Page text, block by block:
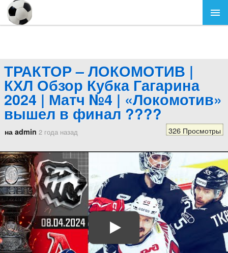
ТРАКТОР – ЛОКОМОТИВ |
КХЛ Обзор Кубка Гагарина
2024 | Матч №4 | «Локомотив»
вышел в финал ????
на admin 2 года назад 326 Просмотры